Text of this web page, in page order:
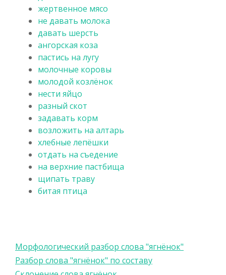
жертвенное мясо
не давать молока
давать шерсть
ангорская коза
пастись на лугу
молочные коровы
молодой козлёнок
нести яйцо
разный скот
задавать корм
возложить на алтарь
хлебные лепёшки
отдать на съедение
на верхние пастбища
щипать траву
битая птица
Морфологический разбор слова "ягнёнок"
Разбор слова "ягнёнок" по составу